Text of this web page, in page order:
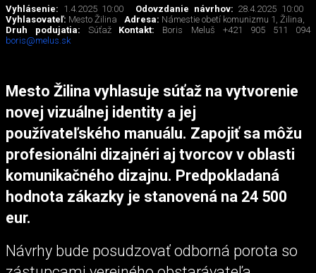
Vyhlásenie: 1.4.2025 10:00 Odovzdanie návrhov: 28.4.2025 10:00
Vyhlasovateľ: Mesto Žilina Adresa: Námestie obetí komunizmu 1, Žilina,
Druh podujatia:Súťaž Kontakt: Boris Meluš +421 905 511 094
boris@melus.sk
Mesto Žilina vyhlasuje súťaž na vytvorenie
novej vizuálnej identity a jej
používateľského manuálu. Zapojiť sa môžu
profesionálni dizajnéri aj tvorcov v oblasti
komunikačného dizajnu. Predpokladaná
hodnota zákazky je stanovená na 24 500
eur.
Návrhy bude posudzovať odborná porota so